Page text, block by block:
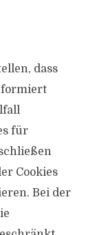
dass
für
Cookies
Bei der